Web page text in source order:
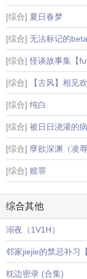
[综合] 夏日春梦
[综合] 无法标记的beta
[综合] 怪谈故事集【
[综合] 【古风】相见欢
[综合] 纯白
[综合] 被日日浇灌的
[综合] 孽欲深渊（凌
[综合] 赎罪
综合其他
溺夜（1V1H）
邻家jiejie的禁忌补习
枕边密录 (合集)